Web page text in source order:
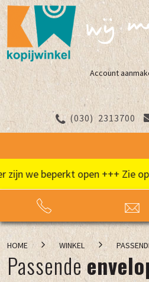
Account
(030) 2313700
we beperkt open +++ Zie
HOME WINKEL
Passende